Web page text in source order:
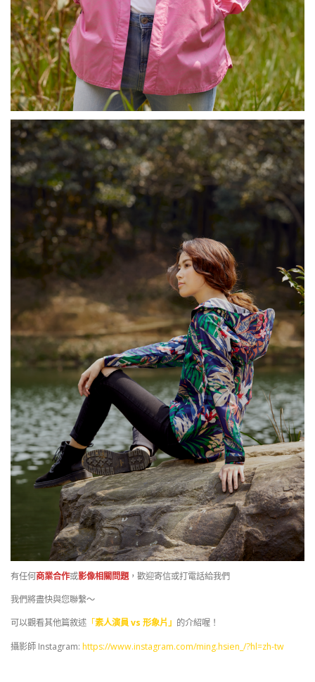
有任何商業合作或影像相關問題，歡迎寄信或打電話給我們
我們將盡快與您聯繫～
可以觀看其他篇敘述 「素人演員 vs 形象片」 的介紹喔！
攝影師 Instagram: https://www.instagram.com/ming.hsien_/?hl=zh-tw